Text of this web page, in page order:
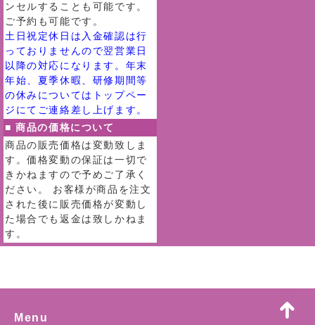
ンセルすることも可能です。
ご予約も可能です。
土日祝定休日は入金確認は行
っておりませんので翌営業日
以降の対応になります。年末
年始、夏季休暇、研修期間等
の休みについてはトップペー
ジにてご連絡差し上げます。
■ 商品の価格について
商品の販売価格は変動致しま
す。価格変動の保証は一切で
きかねますので予めご了承く
ださい。 お客様が商品を注文
された後に販売価格が変動し
た場合でも返金は致しかねま
す。
Menu